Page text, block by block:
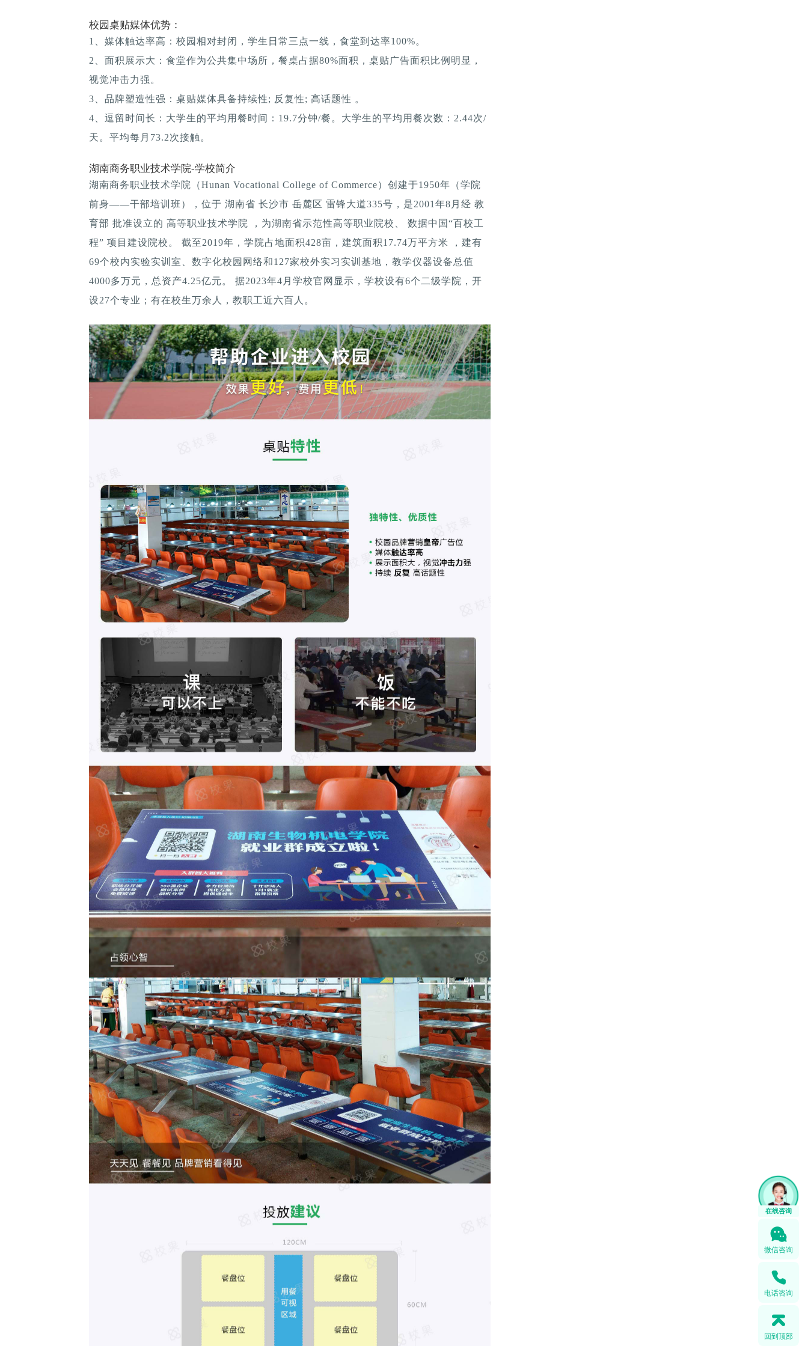
校园桌贴媒体优势：
1、媒体触达率高：校园相对封闭，学生日常三点一线，食堂到达率100%。
2、面积展示大：食堂作为公共集中场所，餐桌占据80%面积，桌贴广告面积比例明显，
视觉冲击力强。
3、品牌塑造性强：桌贴媒体具备持续性; 反复性; 高话题性 。
4、逗留时间长：大学生的平均用餐时间：19.7分钟/餐。大学生的平均用餐次数：2.44次/
天。平均每月73.2次接触。
湖南商务职业技术学院-学校简介
湖南商务职业技术学院（Hunan Vocational College of Commerce）创建于1950年（学院
前身——干部培训班），位于 湖南省 长沙市 岳麓区 雷锋大道335号，是2001年8月经 教
育部 批准设立的 高等职业技术学院 ，为湖南省示范性高等职业院校、 数据中国“百校工
程” 项目建设院校。 截至2019年，学院占地面积428亩，建筑面积17.74万平方米 ，建有
69个校内实验实训室、数字化校园网络和127家校外实习实训基地，教学仪器设备总值
4000多万元，总资产4.25亿元。 据2023年4月学校官网显示，学校设有6个二级学院，开
设27个专业；有在校生万余人，教职工近六百人。
微信咨询
电话咨询
回到顶部